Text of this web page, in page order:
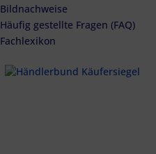
Bildnachweise
Häufig gestellte Fragen (FAQ)
Fachlexikon